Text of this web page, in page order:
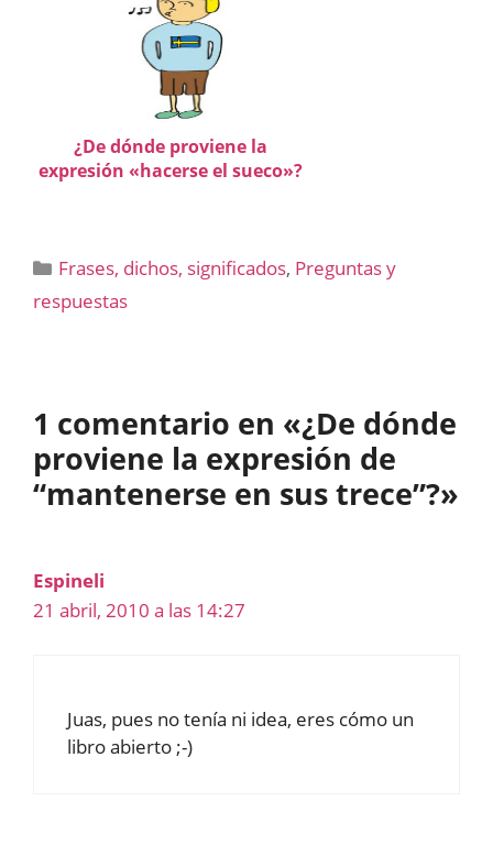
¿De dónde proviene la
expresión «hacerse el sueco»?
Categorías
Frases, dichos, significados, Preguntas y
respuestas
1 comentario en «¿De dónde
proviene la expresión de
“mantenerse en sus trece”?»
Espineli
21 abril, 2010 a las 14:27
Juas, pues no tenía ni idea, eres cómo un
libro abierto ;-)